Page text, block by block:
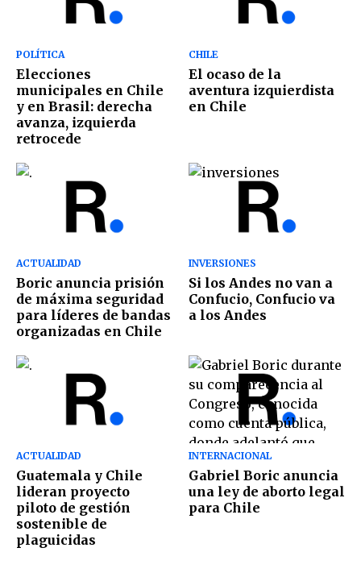
POLÍTICA
Elecciones
municipales en Chile
y en Brasil: derecha
avanza, izquierda
retrocede
CHILE
El ocaso de la
aventura izquierdista
en Chile
ACTUALIDAD
Boric anuncia prisión
de máxima seguridad
para líderes de bandas
organizadas en Chile
INVERSIONES
Si los Andes no van a
Confucio, Confucio va
a los Andes
ACTUALIDAD
Guatemala y Chile
lideran proyecto
piloto de gestión
sostenible de
plaguicidas
INTERNACIONAL
Gabriel Boric anuncia
una ley de aborto legal
para Chile